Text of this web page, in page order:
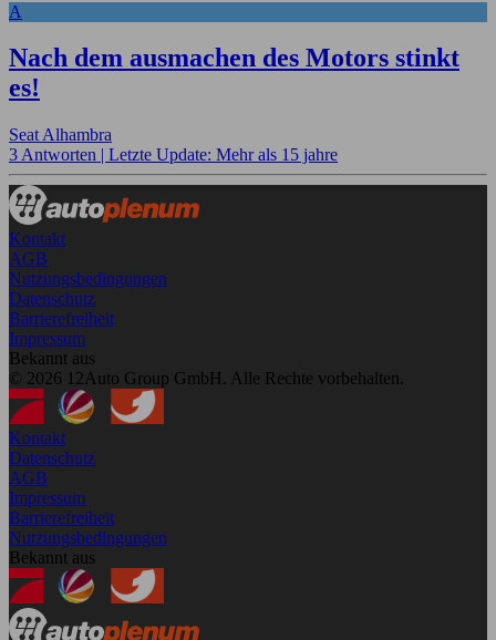
A
Nach dem ausmachen des Motors stinkt
es!
Seat Alhambra
3 Antworten | Letzte Update: Mehr als 15 jahre
Kontakt
AGB
Nutzungsbedingungen
Datenschutz
Barrierefreiheit
Impressum
Bekannt aus
© 2026 12Auto Group GmbH. Alle Rechte vorbehalten.
Kontakt
Datenschutz
AGB
Impressum
Barrierefreiheit
Nutzungsbedingungen
Bekannt aus